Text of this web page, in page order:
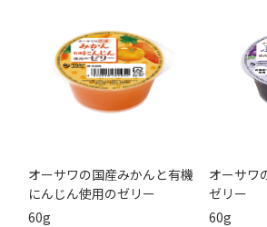
オーサワの国産みかんと有機
にんじん使用のゼリー
60g
オーサワ
ゼリー
60g